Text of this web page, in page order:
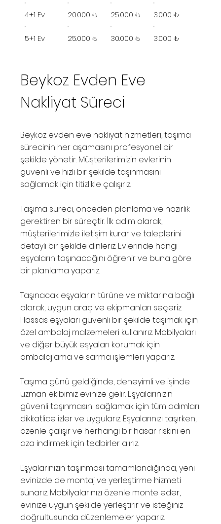
4+1 Ev 20.000 ₺ 25.000 ₺ 3.000 ₺
5+1 Ev 25.000 ₺ 30.000 ₺ 3.000 ₺
Beykoz Evden Eve
Nakliyat Süreci
Beykoz evden eve nakliyat hizmetleri, taşıma
sürecinin her aşamasını profesyonel bir
şekilde yönetir. Müşterilerimizin evlerinin
güvenli ve hızlı bir şekilde taşınmasını
sağlamak için titizlikle çalışırız.
Taşıma süreci, önceden planlama ve hazırlık
gerektiren bir süreçtir. İlk adım olarak,
müşterilerimizle iletişim kurar ve taleplerini
detaylı bir şekilde dinleriz. Evlerinde hangi
eşyaların taşınacağını öğrenir ve buna göre
bir planlama yaparız.
Taşınacak eşyaların türüne ve miktarına bağlı
olarak, uygun araç ve ekipmanları seçeriz.
Hassas eşyaları güvenli bir şekilde taşımak için
özel ambalaj malzemeleri kullanırız. Mobilyaları
ve diğer büyük eşyaları korumak için
ambalajlama ve sarma işlemleri yaparız.
Taşıma günü geldiğinde, deneyimli ve işinde
uzman ekibimiz evinize gelir. Eşyalarınızın
güvenli taşınmasını sağlamak için tüm adımları
dikkatlice izler ve uygularız. Eşyalarınızı taşırken,
özenle çalışır ve herhangi bir hasar riskini en
aza indirmek için tedbirler alırız.
Eşyalarınızın taşınması tamamlandığında, yeni
evinizde de montaj ve yerleştirme hizmeti
sunarız. Mobilyalarınızı özenle monte eder,
evinize uygun şekilde yerleştirir ve isteğiniz
doğrultusunda düzenlemeler yaparız.